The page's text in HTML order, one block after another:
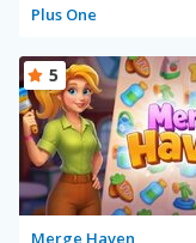
Plus One
Merge Haven
5